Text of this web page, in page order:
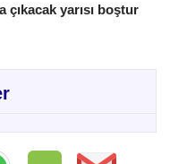
çıkacak yarısı boştur